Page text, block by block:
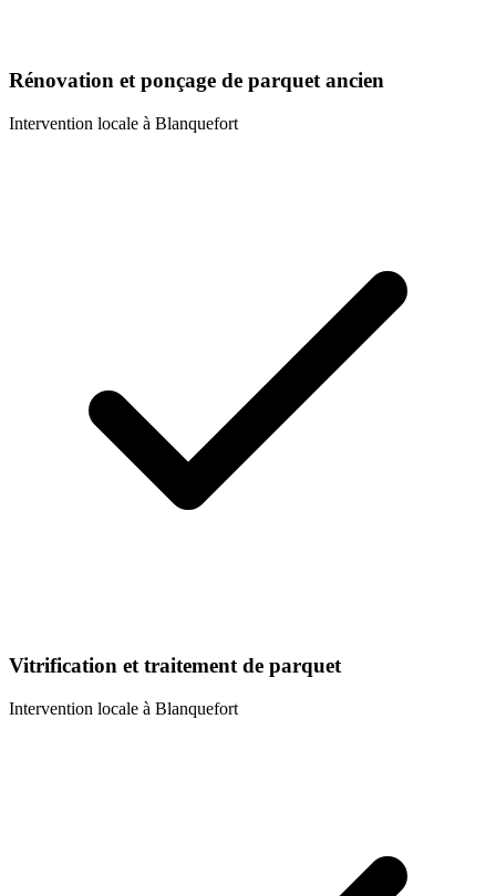
Rénovation et ponçage de parquet ancien
Intervention locale à Blanquefort
Vitrification et traitement de parquet
Intervention locale à Blanquefort